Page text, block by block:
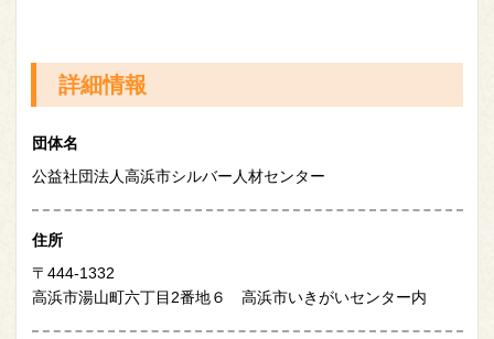
詳細情報
団体名
公益社団法人高浜市シルバー人材センター
住所
〒444-1332
高浜市湯山町六丁目2番地６ 高浜市いきがいセンター内